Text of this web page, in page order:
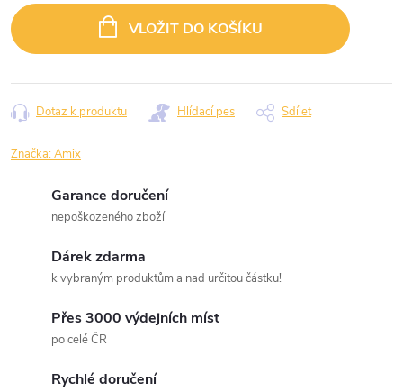
cena:
VLOŽIT DO KOŠÍKU
Dotaz k produktu Hlídací pes Sdílet
Značka:Amix
Garance doručení
nepoškozeného zboží
Dárek zdarma
k vybraným produktům a nad určitou částku!
Přes 3000 výdejních míst
po celé ČR
Rychlé doručení